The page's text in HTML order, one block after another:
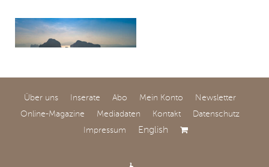
Jenseits der
klassischen Reviere
Über uns Inserate Abo Mein Konto
Newsletter
Online-Magazine
Mediadaten Kontakt
Datenschutz
Impressum
English